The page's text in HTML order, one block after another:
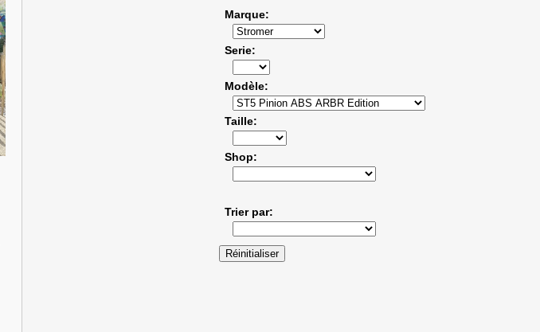
Marque
Serie
Modèle
Taille
Shop
Trier par